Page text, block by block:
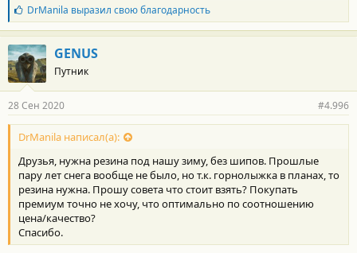
и
:
Б
л
а
г
о
д
а
н
о
с
и
:
DrManila выразил свою благодарность
GENUS
Путник
28 Сен 2020 #4.996
DrManila написал(а):
Друзья, нужна резина под нашу зиму, без шипов. Прошлые
пару лет снега вообще не было, но т.к. горнолыжка в планах, то
резина нужна. Прошу совета что стоит взять? Покупать
премиум точно не хочу, что оптимально по соотношению
цена/качество?
Спасибо.